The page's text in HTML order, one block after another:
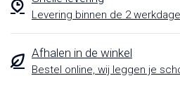
Levering binnen de 2
Afhalen in de winkel
Bestel online, wij leggen je